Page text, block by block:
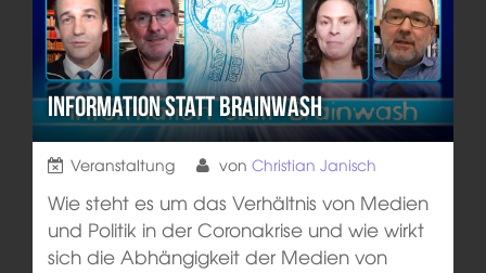
Information statt Brainwash
Veranstaltung von Christian Janisch
Wie steht es um das Verhältnis von Medien
und Politik in der Coronakrise und wie wirkt
sich die Abhängigkeit der Medien von